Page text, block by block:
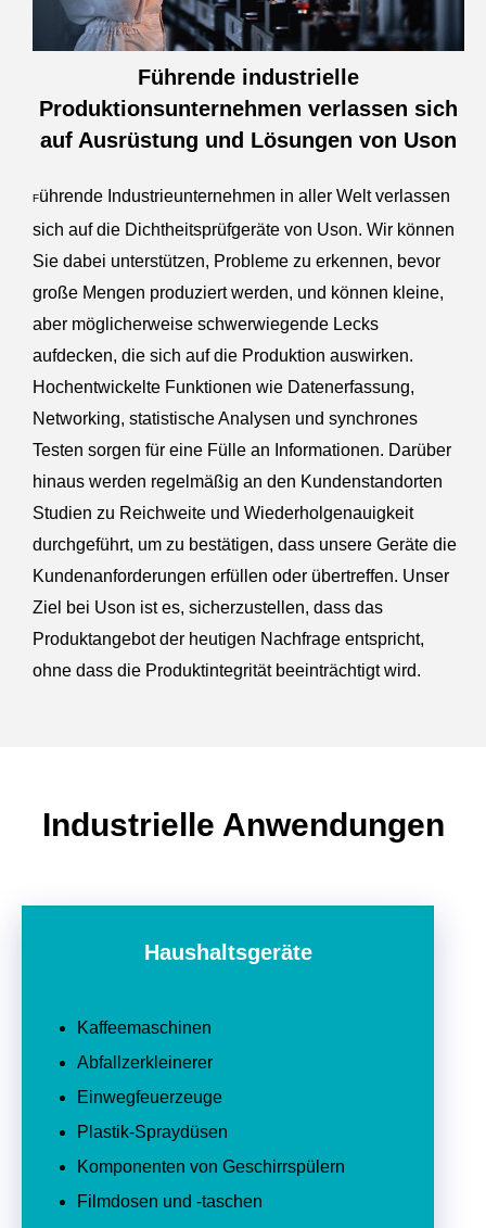
Führende industrielle
Produktionsunternehmen verlassen sich
auf Ausrüstung und Lösungen von Uson
Führende Industrieunternehmen in aller Welt verlassen
sich auf die Dichtheitsprüfgeräte von Uson. Wir können
Sie dabei unterstützen, Probleme zu erkennen, bevor
große Mengen produziert werden, und können kleine,
aber möglicherweise schwerwiegende Lecks
aufdecken, die sich auf die Produktion auswirken.
Hochentwickelte Funktionen wie Datenerfassung,
Networking, statistische Analysen und synchrones
Testen sorgen für eine Fülle an Informationen. Darüber
hinaus werden regelmäßig an den Kundenstandorten
Studien zu Reichweite und Wiederholgenauigkeit
durchgeführt, um zu bestätigen, dass unsere Geräte die
Kundenanforderungen erfüllen oder übertreffen. Unser
Ziel bei Uson ist es, sicherzustellen, dass das
Produktangebot der heutigen Nachfrage entspricht,
ohne dass die Produktintegrität beeinträchtigt wird.
Industrielle Anwendungen
Haushaltsgeräte
Kaffeemaschinen
Abfallzerkleinerer
Einwegfeuerzeuge
Plastik-Spraydüsen
Komponenten von Geschirrspülern
Filmdosen und -taschen